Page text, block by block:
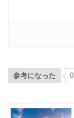
参考になった 0